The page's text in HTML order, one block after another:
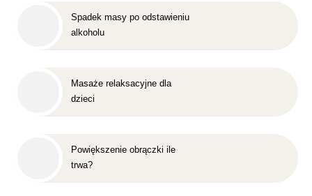
Spadek masy po odstawieniu
alkoholu
Masaże relaksacyjne dla
dzieci
Powiększenie obrączki ile
trwa?